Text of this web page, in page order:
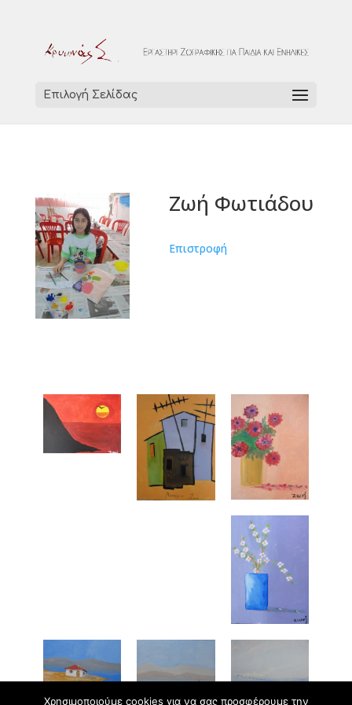
Επιλογή Σελίδας
Ζωή Φωτιάδου
Επιστροφή
Χρησιμοποιούμε cookies για να σας προσφέρουμε την